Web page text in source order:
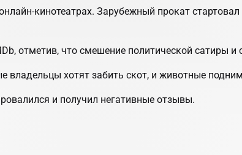
кинотеатрах. Зарубежный прокат
отметив, что смешение политической сатиры и
хотят забить скот, и животные
и получил негативные отзывы.